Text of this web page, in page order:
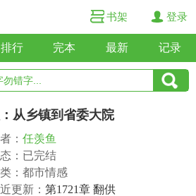
书架 登录
排行 完本 最新 记录
从乡镇到省委大院
： 任羡鱼
：已完结
：都市情感
更新： 第1721章 翻供